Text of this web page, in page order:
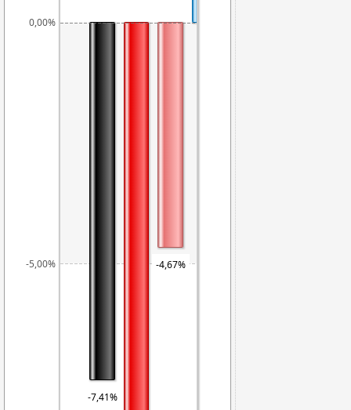
-5,00%
0,00%
-7,41%
-4,67%
-2,59%